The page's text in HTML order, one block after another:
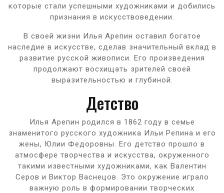
которые стали успешными художниками и добились
признания в искусствоведении.
В своей жизни Илья Арепин оставил богатое
наследие в искусстве, сделав значительный вклад в
развитие русской живописи. Его произведения
продолжают восхищать зрителей своей
выразительностью и глубиной.
Детство
Илья Арепин родился в 1862 году в семье
знаменитого русского художника Ильи Репина и его
жены, Юлии Федоровны. Его детство прошло в
атмосфере творчества и искусства, окруженного
такими известными художниками, как Валентин
Серов и Виктор Васнецов. Это окружение играло
важную роль в формировании творческих